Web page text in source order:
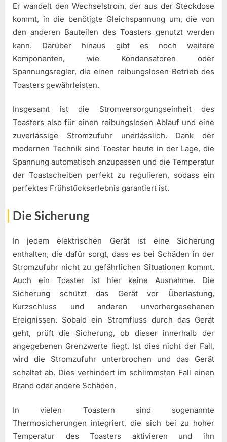
Er wandelt den Wechselstrom, der aus der Steckdose
kommt, in die benötigte Gleichspannung um, die von
den anderen Bauteilen des Toasters genutzt werden
kann. Darüber hinaus gibt es noch weitere
Komponenten, wie Kondensatoren oder
Spannungsregler, die einen reibungslosen Betrieb des
Toasters gewährleisten.
Insgesamt ist die Stromversorgungseinheit des
Toasters also für einen reibungslosen Ablauf und eine
zuverlässige Stromzufuhr unerlässlich. Dank der
modernen Technik sind Toaster heute in der Lage, die
Spannung automatisch anzupassen und die Temperatur
der Toastscheiben perfekt zu regulieren, sodass ein
perfektes Frühstückserlebnis garantiert ist.
Die Sicherung
In jedem elektrischen Gerät ist eine Sicherung
enthalten, die dafür sorgt, dass es bei Schäden in der
Stromzufuhr nicht zu gefährlichen Situationen kommt.
Auch ein Toaster ist hier keine Ausnahme. Die
Sicherung schützt das Gerät vor Überlastung,
Kurzschluss und anderen unvorhergesehenen
Ereignissen. Sobald ein Stromfluss durch das Gerät
geht, prüft die Sicherung, ob dieser innerhalb der
angegebenen Grenzwerte liegt. Ist dies nicht der Fall,
wird die Stromzufuhr unterbrochen und das Gerät
schaltet ab. Dies verhindert im schlimmsten Fall einen
Brand oder andere Schäden.
In vielen Toastern sind sogenannte
Thermosicherungen integriert, die sich bei zu hoher
Temperatur des Toasters aktivieren und ihn